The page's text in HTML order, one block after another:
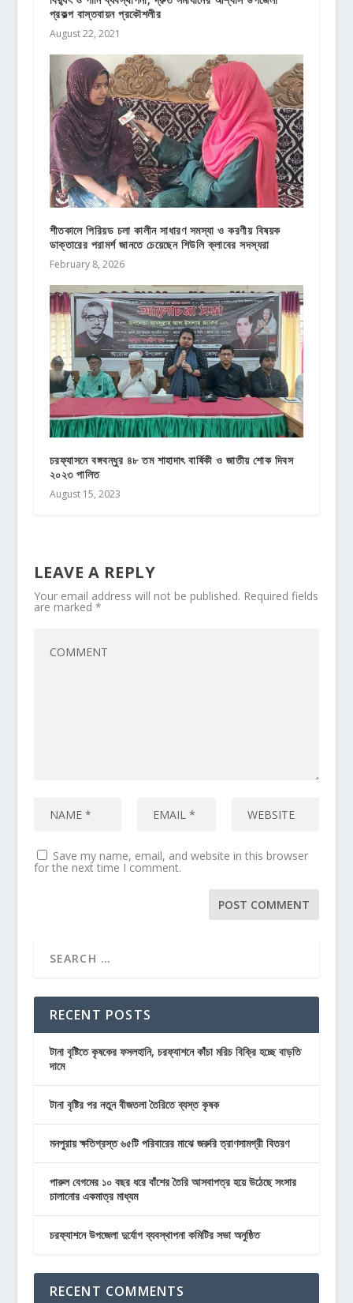
প্রকল্প বাস্তবায়ন প্রকৌশলীর
August 22, 2021
শীতকালে পিরিয়ড চলা কালীন সাধারণ সমস্যা ও করণীয় বিষয়ক
ডাক্তারের পরামর্শ জানতে চেয়েছেন শিউলি ক্লাবের সদস্যরা
February 8, 2026
চরফ্যাসনে বঙ্গবন্ধুর ৪৮ তম শাহাদাৎ বার্ষিকী ও জাতীয় শোক দিবস
২০২৩ পালিত
August 15, 2023
LEAVE A REPLY
Your email address will not be published. Required fields
are marked *
Save my name, email, and website in this browser
for the next time I comment.
RECENT POSTS
টানা বৃষ্টিতে কৃষকের ফসলহানি, চরফ্যাশনে কাঁচা মরিচ বিক্রি হচ্ছে বাড়তি
দামে
টানা বৃষ্টির পর নতুন বীজতলা তৈরিতে ব্যস্ত কৃষক
মনপুরায় ক্ষতিগ্রস্ত ৬৫টি পরিবারের মাঝে জরুরি ত্রাণসামগ্রী বিতরণ
পারুল বেগমের ১০ বছর ধরে বাঁশের তৈরি আসবাপত্র হয়ে উঠেছে সংসার
চালানোর একমাত্র মাধ্যম
চরফ্যাশনে উপজেলা দুর্যোগ ব্যবস্থাপনা কমিটির সভা অনুষ্ঠিত
RECENT COMMENTS